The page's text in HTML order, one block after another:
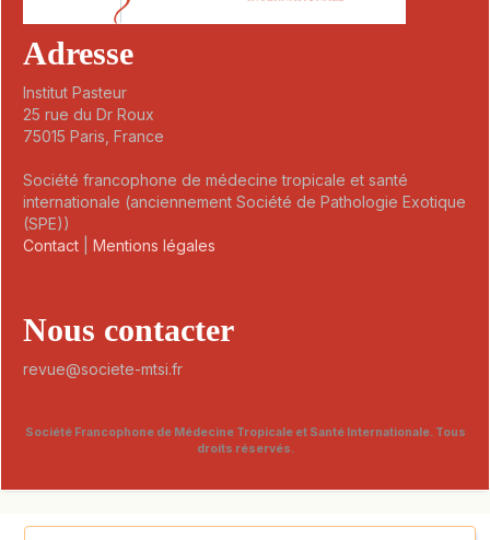
Adresse
Institut Pasteur
25 rue du Dr Roux
75015 Paris, France
Société francophone de médecine tropicale et santé
internationale (anciennement Société de Pathologie Exotique
(SPE))
Contact
Mentions légales
Nous contacter
revue@societe-mtsi.fr
Société Francophone de Médecine Tropicale et Santé Internationale. Tous
droits réservés.